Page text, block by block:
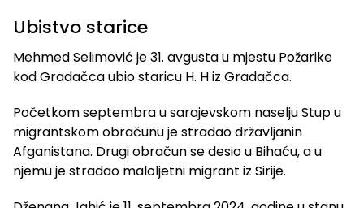
Ubistvo starice
Mehmed Selimović je 31. avgusta u mjestu Požarike
kod Gradačca ubio staricu H. H iz Gradačca.
Početkom septembra u sarajevskom naselju Stup u
migrantskom obračunu je stradao državljanin
Afganistana. Drugi obračun se desio u Bihaću, a u
njemu je stradao maloljetni migrant iz Sirije.